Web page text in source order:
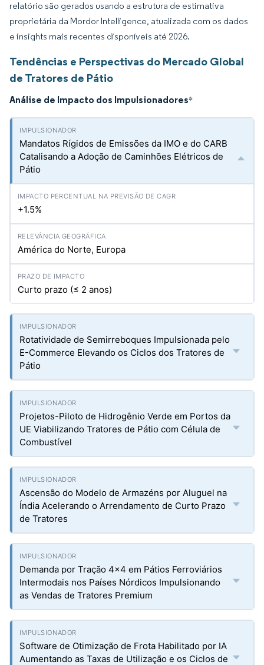
relatório são gerados usando a estrutura de estimativa
proprietária da Mordor Intelligence, atualizada com os dados
e insights mais recentes disponíveis até 2026.
Tendências e Perspectivas do Mercado Global
de Tratores de Pátio
Análise de Impacto dos Impulsionadores*
Mandatos Rígidos de Emissões da IMO e do CARB
Catalisando a Adoção de Caminhões Elétricos de
Pátio
+1.5%
América do Norte, Europa
Curto prazo (≤ 2 anos)
Rotatividade de Semirreboques Impulsionada pelo
E-Commerce Elevando os Ciclos dos Tratores de
Pátio
Projetos-Piloto de Hidrogênio Verde em Portos da
UE Viabilizando Tratores de Pátio com Célula de
Combustível
Ascensão do Modelo de Armazéns por Aluguel na
Índia Acelerando o Arrendamento de Curto Prazo
de Tratores
Demanda por Tração 4x4 em Pátios Ferroviários
Intermodais nos Países Nórdicos Impulsionando
as Vendas de Tratores Premium
Software de Otimização de Frota Habilitado por IA
Aumentando as Taxas de Utilização e os Ciclos de